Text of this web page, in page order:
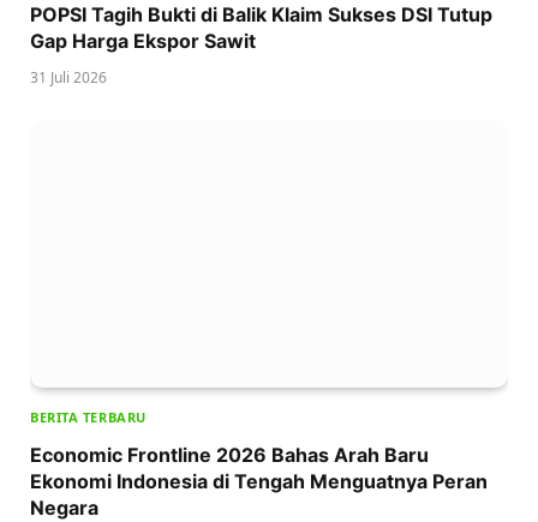
POPSI Tagih Bukti di Balik Klaim Sukses DSI Tutup
Gap Harga Ekspor Sawit
31 Juli 2026
BERITA TERBARU
Economic Frontline 2026 Bahas Arah Baru
Ekonomi Indonesia di Tengah Menguatnya Peran
Negara